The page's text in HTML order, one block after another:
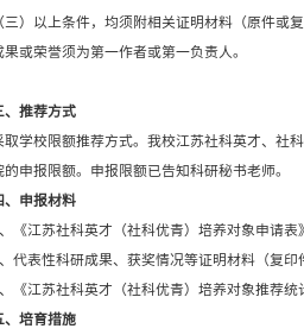
4、在研究解决我省改革
符合以下条件之一的，
1、主持国家社科基金重
2、获省部级社科优秀成
3、决策咨询报告获国家